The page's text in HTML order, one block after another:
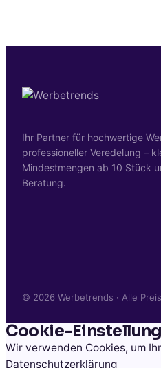
Ihr Partner für hochwertige
professioneller Veredelung –
Mindestmengen ab 10 Stück
Beratung.
© 2026 Werbetrends · Alle
Cookie-
Wir verwenden Cookies, um
Datenschutzerklärung